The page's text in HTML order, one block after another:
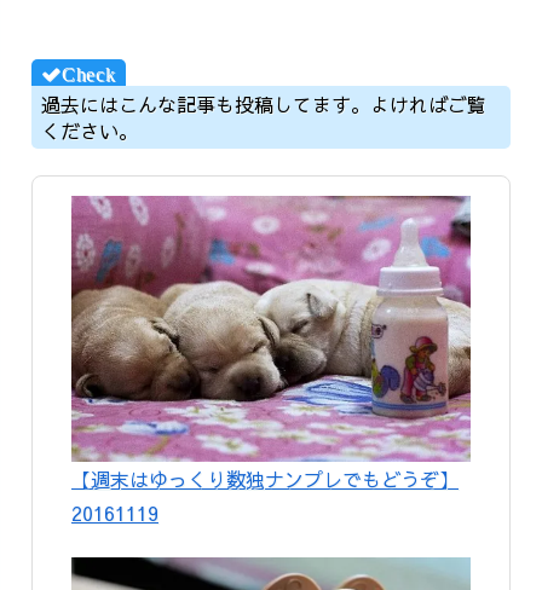
過去にはこんな記事も投稿してます。よければご覧
ください。
【週末はゆっくり数独ナンプレでもどうぞ】
20161119